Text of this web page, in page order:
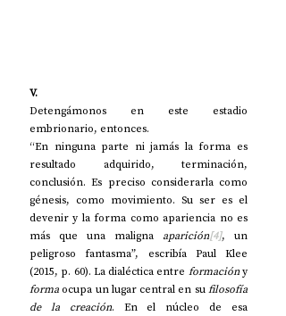
V.
Detengámonos en este estadio
embrionario, entonces.
“En ninguna parte ni jamás la forma es
resultado adquirido, terminación,
conclusión. Es preciso considerarla como
génesis, como movimiento. Su ser es el
devenir y la forma como apariencia no es
más que una maligna aparición[4], un
peligroso fantasma”, escribía Paul Klee
(2015, p. 60). La dialéctica entre formación
forma ocupa un lugar central en su filosofía
de la creación. En el núcleo de esa